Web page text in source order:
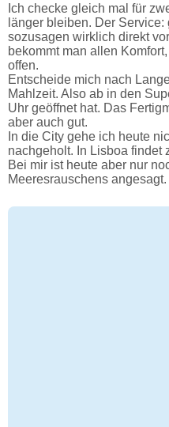
Ich checke gleich mal für
länger bleiben. Der
sozusagen wirklich direkt
bekommt man allen
offen.
Entscheide mich nach
Mahlzeit. Also ab in den
Uhr geöffnet hat. Das
aber auch gut.
In die City gehe ich heute
nachgeholt. In Lisboa findet
Bei mir ist heute aber nur
Meeresrauschens angesagt.